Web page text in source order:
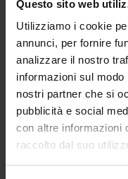
Questo sito web
Utilizziamo i cookie
annunci, per fornire
analizzare il nostro
informazioni sul
nostri partner che si
pubblicità e social
con altre informazioni
raccolto dal suo